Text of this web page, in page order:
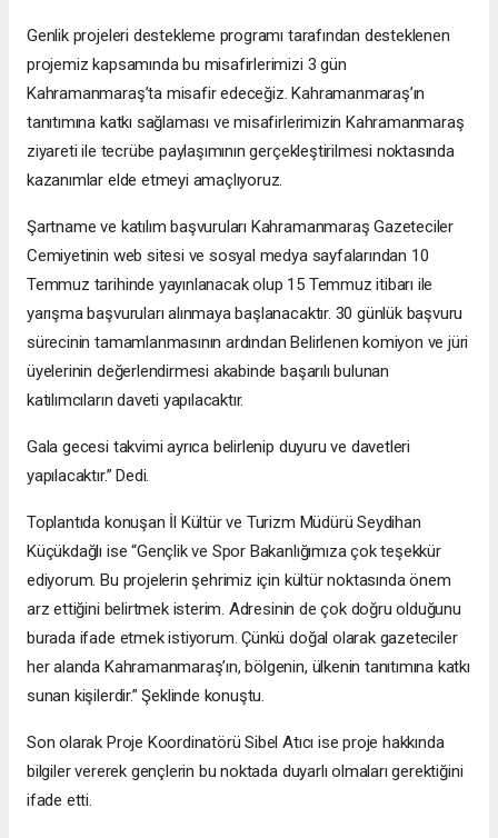
Genlik projeleri destekleme programı tarafından desteklenen
projemiz kapsamında bu misafirlerimizi 3 gün
Kahramanmaraş’ta misafir edeceğiz. Kahramanmaraş’ın
tanıtımına katkı sağlaması ve misafirlerimizin Kahramanmaraş
ziyareti ile tecrübe paylaşımının gerçekleştirilmesi noktasında
kazanımlar elde etmeyi amaçlıyoruz.
Şartname ve katılım başvuruları Kahramanmaraş Gazeteciler
Cemiyetinin web sitesi ve sosyal medya sayfalarından 10
Temmuz tarihinde yayınlanacak olup 15 Temmuz itibarı ile
yarışma başvuruları alınmaya başlanacaktır. 30 günlük başvuru
sürecinin tamamlanmasının ardından Belirlenen komiyon ve jüri
üyelerinin değerlendirmesi akabinde başarılı bulunan
katılımcıların daveti yapılacaktır.
Gala gecesi takvimi ayrıca belirlenip duyuru ve davetleri
yapılacaktır.” Dedi.
Toplantıda konuşan İl Kültür ve Turizm Müdürü Seydihan
Küçükdağlı ise “Gençlik ve Spor Bakanlığımıza çok teşekkür
ediyorum. Bu projelerin şehrimiz için kültür noktasında önem
arz ettiğini belirtmek isterim. Adresinin de çok doğru olduğunu
burada ifade etmek istiyorum. Çünkü doğal olarak gazeteciler
her alanda Kahramanmaraş’ın, bölgenin, ülkenin tanıtımına katkı
sunan kişilerdir.” Şeklinde konuştu.
Son olarak Proje Koordinatörü Sibel Atıcı ise proje hakkında
bilgiler vererek gençlerin bu noktada duyarlı olmaları gerektiğini
ifade etti.